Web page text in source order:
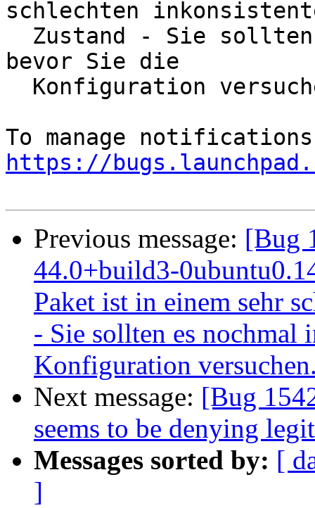
schlechten
bevor Sie die
https://
Previous message: [Bug
44.0+build3-
Paket ist in einem sehr
- Sie sollten es nochmal
Konfiguration
Next message: [Bug
seems to be denying
Messages sorted by: [
]